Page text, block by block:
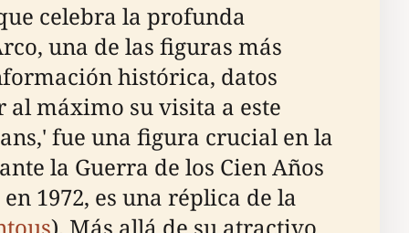
celebra la profunda
una de las figuras más
histórica, datos
máximo su visita a este
fue una figura crucial en la
la Guerra de los Cien Años
1972, es una réplica de la